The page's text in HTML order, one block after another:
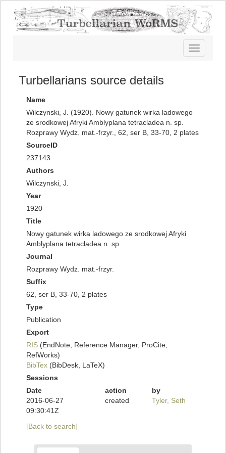
Toggle
navigation
Turbellarians source details
Name
Wilczynski, J. (1920). Nowy gatunek wirka ladowego
ze srodkowej Afryki Amblyplana tetracladea n. sp.
Rozprawy Wydz. mat.-frzyr., 62, ser B, 33-70, 2 plates
SourceID
237143
Authors
Wilczynski, J.
Year
1920
Title
Nowy gatunek wirka ladowego ze srodkowej Afryki
Amblyplana tetracladea n. sp.
Journal
Rozprawy Wydz. mat.-frzyr.
Suffix
62, ser B, 33-70, 2 plates
Type
Publication
Export
RIS (EndNote, Reference Manager, ProCite,
RefWorks)
BibTex (BibDesk, LaTeX)
Sessions
Date
action
by
2016-06-27
09:30:41Z
created Tyler, Seth
[Back to search]